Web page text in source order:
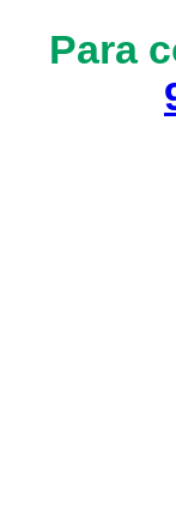
Para